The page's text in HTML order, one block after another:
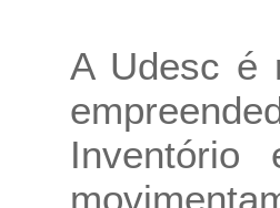
A Udesc é